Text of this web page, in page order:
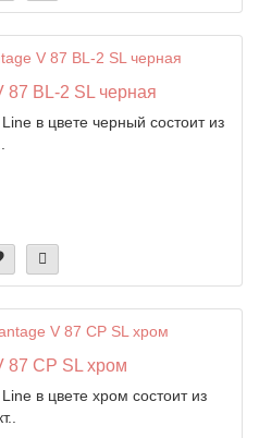
87 BL-2 SL черная
в цвете черный состоит из
87 CP SL хром
в цвете хром состоит из